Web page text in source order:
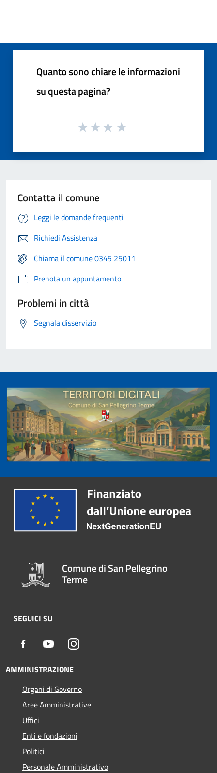
Quanto sono chiare le informazioni
su questa pagina?
Contatta il comune
Leggi le domande frequenti
Richiedi Assistenza
Chiama il comune 0345 25011
Prenota un appuntamento
Problemi in città
Segnala disservizio
Comune di San Pellegrino
Terme
SEGUICI SU
Facebook YoutubeInstagram
AMMINISTRAZIONE
Organi di Governo
Aree Amministrative
Uffici
Enti e fondazioni
Politici
Personale Amministrativo